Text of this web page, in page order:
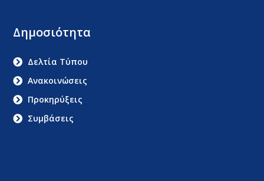
Δημοσιότητα
Δελτία Τύπου
Ανακοινώσεις
Προκηρύξεις
Συμβάσεις